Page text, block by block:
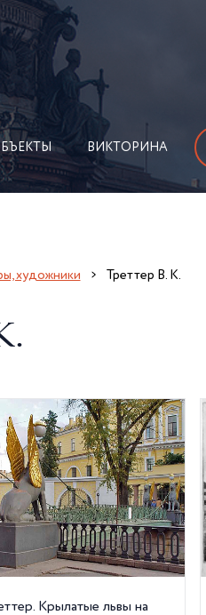
ВИКТОРИНА
художники Треттер В. К.
Крылатые львы на